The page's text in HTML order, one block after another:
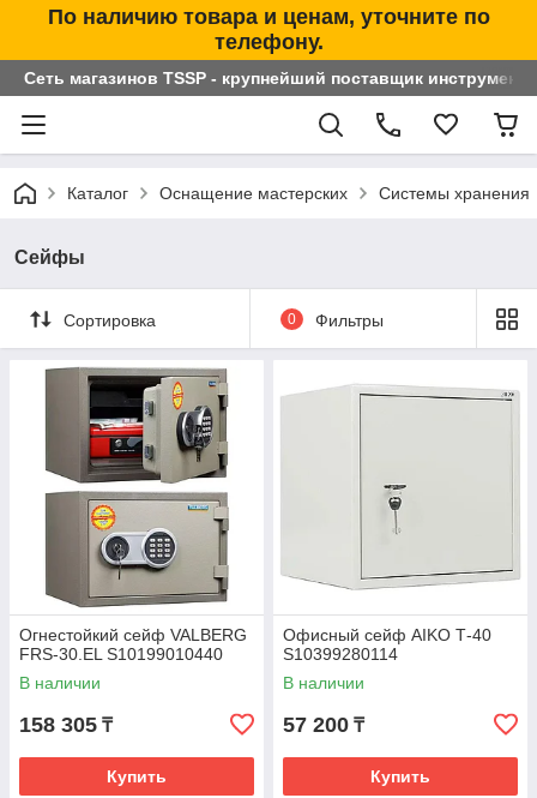
По наличию товара и ценам, уточните по
телефону.
Сеть магазинов TSSP - крупнейший поставщик
Каталог Оснащение мастерских Системы хранения
Сейфы
Сортировка 0 Фильтры
Огнестойкий сейф VALBERG
FRS-30.EL S10199010440
В наличии
158 305 ₸
Купить
Офисный сейф AIKO Т-40
S10399280114
В наличии
57 200 ₸
Купить